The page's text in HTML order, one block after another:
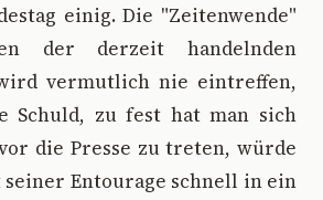
einig. Die "Zeitenwende"
der derzeit handelnden
vermutlich nie eintreffen,
Schuld, zu fest hat man sich
die Presse zu treten, würde
Entourage schnell in ein